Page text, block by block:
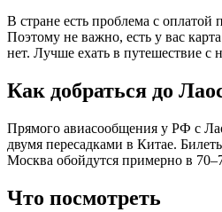
В стране есть проблема с оплатой
Поэтому не важно, есть у вас
нет. Лучше ехать в путешествие с
Как добраться до
Прямого авиасообщения у РФ с
двумя пересадками в Китае.
Москва обойдутся примерно в
Что посмотреть